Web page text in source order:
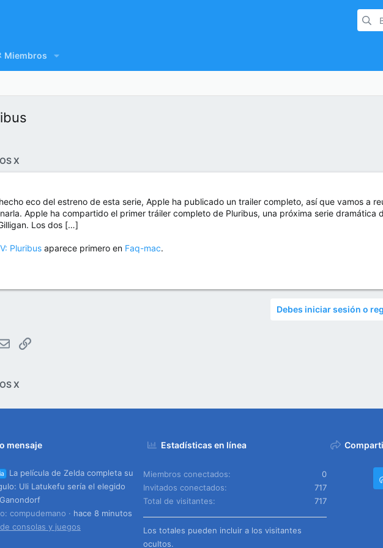
Miembros
OS X
eco del estreno de esta serie, Apple ha publicado un trailer completo, así que vamos a
Apple ha compartido el primer tráiler completo de Pluribus, una próxima serie dramática
Los dos […]
Pluribus aparece primero en Faq-mac.
Debes iniciar sesión o
EmailEnlace
OS X
mensaje
La película de Zelda completa su
Uli Latukefu sería el elegido
compudemano
hace 8 minutos
consolas y juegos
Estadísticas en línea
Miembros conectados
0
Invitados conectados
717
Total de visitantes
717
Los totales pueden incluir a los visitantes
ocultos.